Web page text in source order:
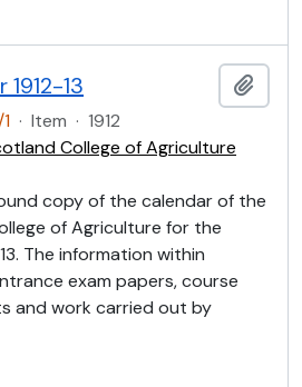
13
· Item · 1912
College of Agriculture
copy of the calendar of the
of Agriculture for the
The information within
exam papers, course
and work carried out by